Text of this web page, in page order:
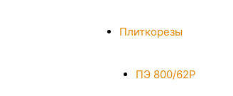
Плиткорезы
ПЭ 800/62Р